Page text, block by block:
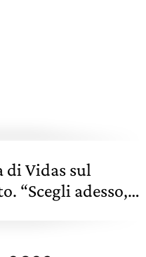
di Vidas sul
“Scegli adesso,